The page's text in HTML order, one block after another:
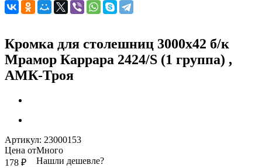
Кромка для столешниц 3000х42 б/к
Мрамор Каррара 2424/S (1 группа) ,
АМК-Троя
Артикул: 23000153
Цена от
178 ₽
Много
Нашли дешевле?